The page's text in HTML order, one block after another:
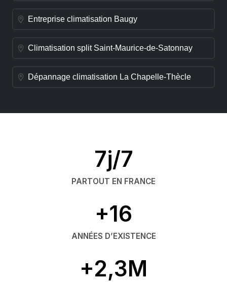
Entreprise climatisation Baugy
Climatisation split Saint-Maurice-de-Satonnay
Dépannage climatisation La Chapelle-Thècle
7j/7
PARTOUT EN FRANCE
+16
ANNÉES D’EXISTENCE
+2,3M